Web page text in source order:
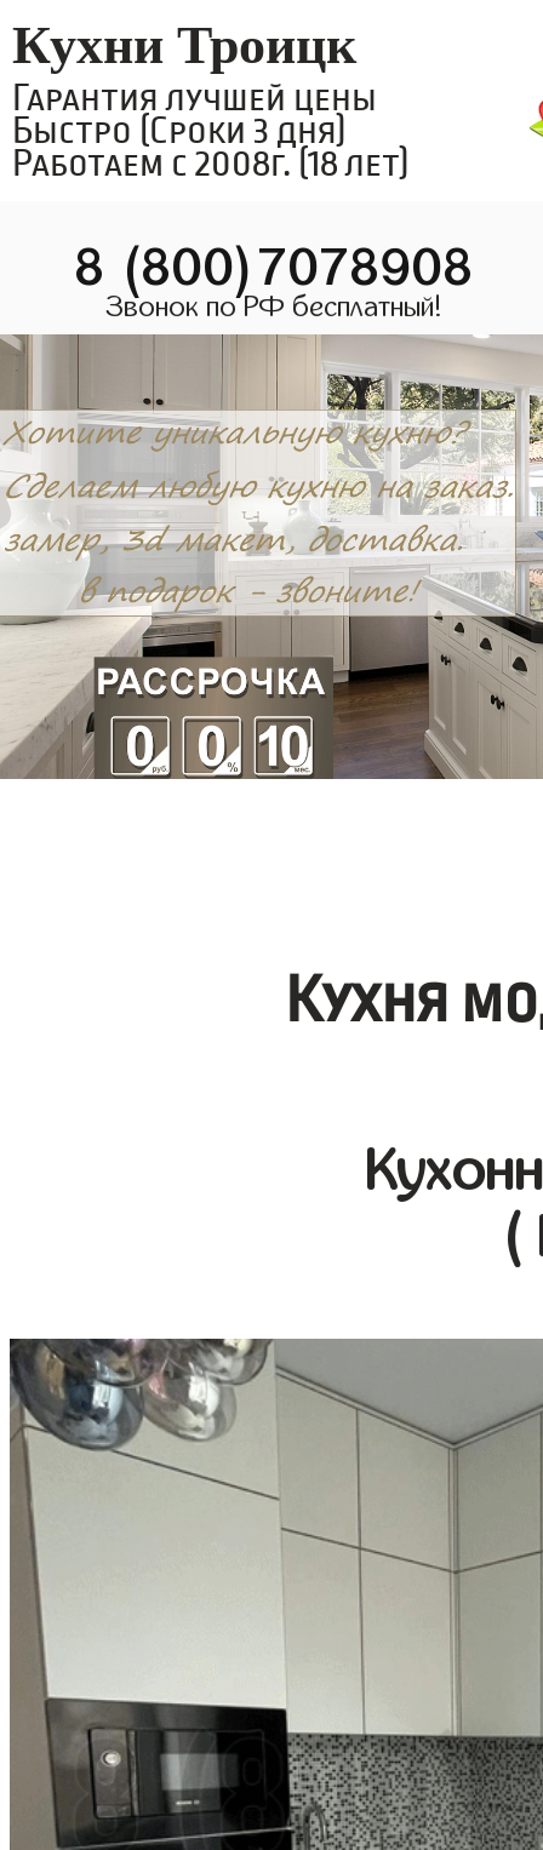
Кухни Троицк
Гарантия лучшей цены
Быстро (Сроки 3 дня)
Работаем с 2008г. (18 лет)
8 (800)7078908
Звонок по РФ бесплатный!
Кухня
(